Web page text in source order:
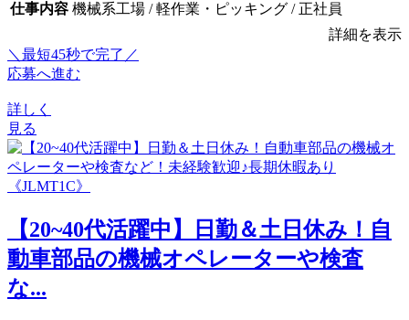
仕事内容 機械系工場 / 軽作業・ピッキング / 正社員
詳細を表示
＼最短45秒で完了／
応募へ進む
詳しく
見る
【20~40代活躍中】日勤＆土日休み！自
動車部品の機械オペレーターや検査
な...